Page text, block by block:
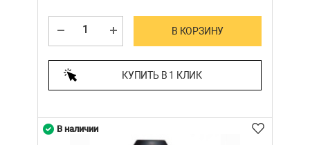
В КОРЗИНУ
КУПИТЬ В 1 КЛИК
В наличии